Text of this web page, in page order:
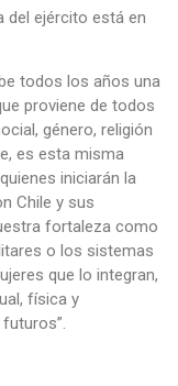
del ejército está en
todos los años una
proviene de todos
género, religión
es esta misma
iniciarán la
Chile y sus
fortaleza como
o los sistemas
que lo integran,
física y